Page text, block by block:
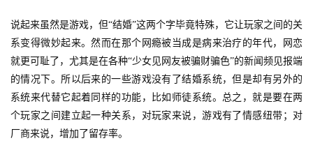
机
游
戏
单
机
游
说起来虽然是游戏，但“结婚”这两个字毕竟特殊，它让玩家之间的关
系变得微妙起来。然而在那个网瘾被当成是病来治疗的年代，网恋
就更可耻了，尤其是在各种“少女见网友被骗财骗色”的新闻频见报端
的情况下。所以后来的一些游戏没有了结婚系统，但是却有另外的
系统来代替它起着同样的功能，比如师徒系统。总之，就是要在两
个玩家之间建立起一种关系，对玩家来说，游戏有了情感纽带；对
厂商来说，增加了留存率。